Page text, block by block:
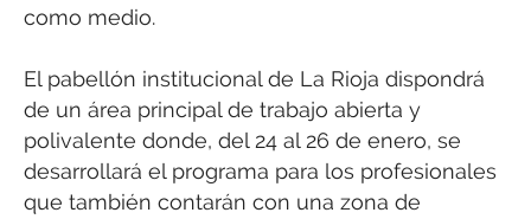
como medio.
El pabellón institucional de La Rioja dispondrá
de un área principal de trabajo abierta y
polivalente donde, del 24 al 26 de enero, se
desarrollará el programa para los profesionales
que también contarán con una zona de